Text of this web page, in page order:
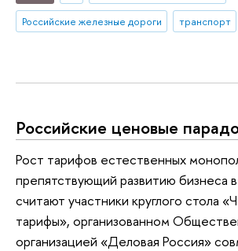
Российские железные дороги
транспорт
Российские ценовые
Рост тарифов естественных
препятствующий развитию бизнеса
считают участники круглого стола
тарифы», организованном
организацией «Деловая Россия»